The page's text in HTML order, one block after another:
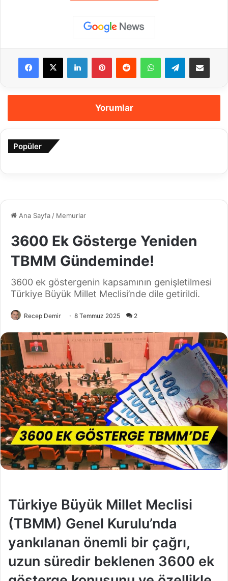
Facebook
X LinkedInPinterestReddit WhatsAppTelegramE-Posta ile
Yorumlar
Popüler